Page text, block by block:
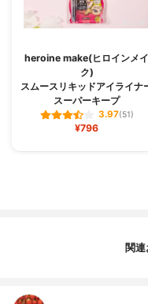
heroine make(ヒロインメイ
ク)
スムースリキッドアイライナ
スーパーキープ
3.97(51)
¥796
関